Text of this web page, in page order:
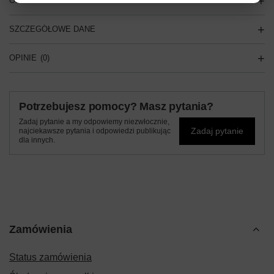
SZCZEGÓŁOWE DANE
OPINIE (0)
Potrzebujesz pomocy? Masz pytania?
Zadaj pytanie a my odpowiemy niezwłocznie,
najciekawsze pytania i odpowiedzi publikując
dla innych.
Zadaj pytanie
Zamówienia
Status zamówienia